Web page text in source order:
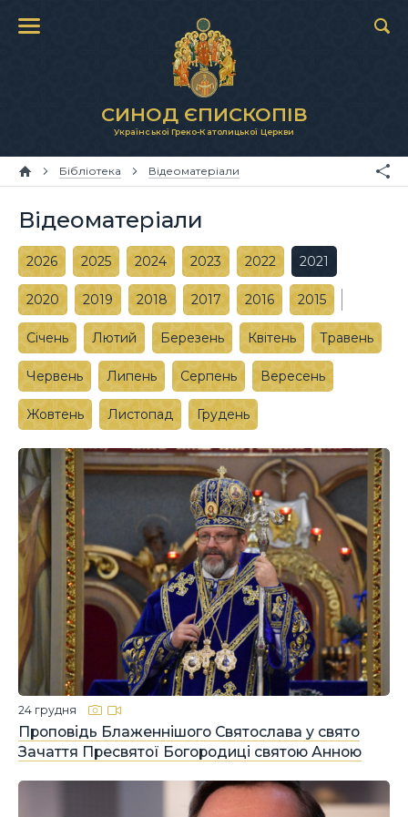
СИНОД ЄПИСКОПІВ
Української Греко-Католицької Церкви
Бібліотека Відеоматеріали
Відеоматеріали
2026 2025 2024 2023 2022 2021
2020 2019 2018 2017 2016 2015
Січень Лютий Березень Квітень Травень
Червень Липень Серпень Вересень
Жовтень Листопад Грудень
Проповідь Блаженнішого Святослава у свято
Зачаття Пресвятої Богородиці святою Анною
24 грудня